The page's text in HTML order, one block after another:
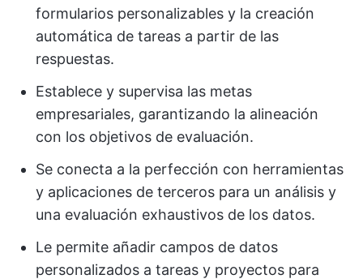
formularios personalizables y la creación
automática de tareas a partir de las
respuestas.
Establece y supervisa las metas
empresariales, garantizando la alineación
con los objetivos de evaluación.
Se conecta a la perfección con herramientas
y aplicaciones de terceros para un análisis y
una evaluación exhaustivos de los datos.
Le permite añadir campos de datos
personalizados a tareas y proyectos para